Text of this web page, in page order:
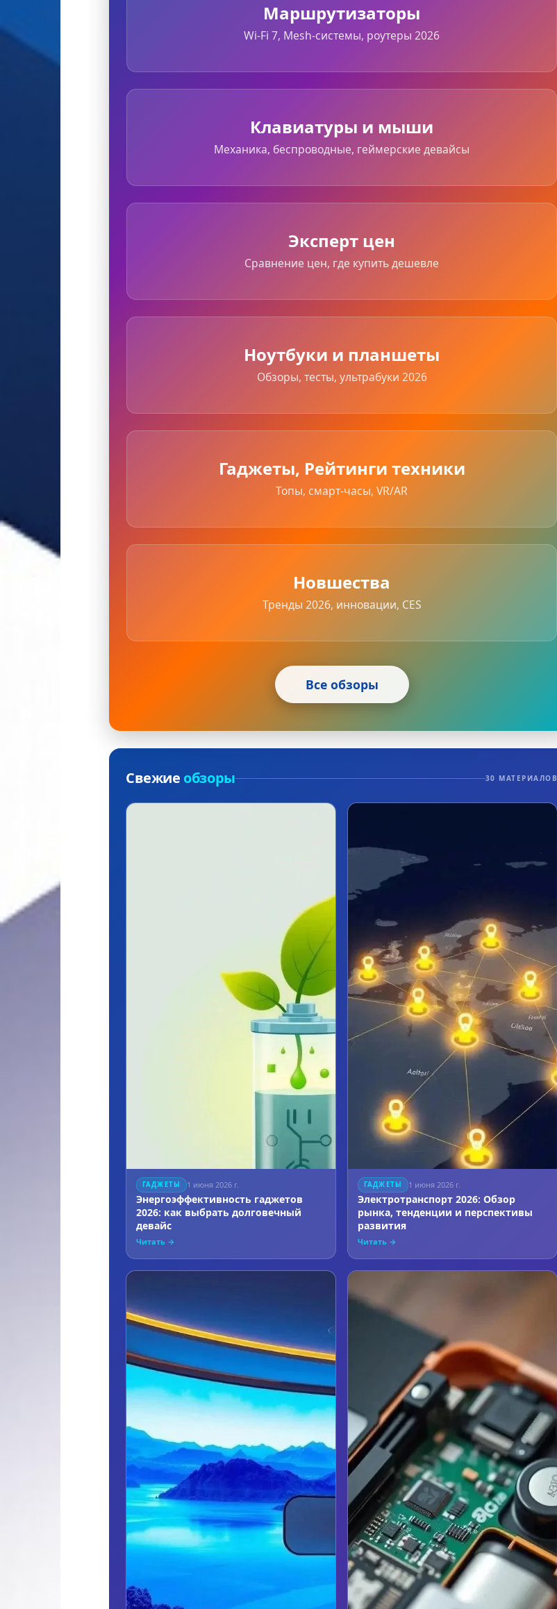
Маршрутизаторы
Wi-Fi 7, Mesh-системы, роутеры 2026
Клавиатуры и мыши
Механика, беспроводные, геймерские девайсы
Эксперт цен
Сравнение цен, где купить дешевле
Ноутбуки и планшеты
Обзоры, тесты, ультрабуки 2026
Гаджеты, Рейтинги техники
Топы, смарт-часы, VR/AR
Новшества
Тренды 2026, инновации, CES
Все обзоры
Свежие обзоры 30 МАТЕРИАЛОВ
ГАДЖЕТЫ 1 июня 2026 г.
Энергоэффективность гаджетов
2026: как выбрать долговечный
девайс
Читать →
ГАДЖЕТЫ 1 июня 2026 г.
Электротранспорт 2026: Обзор
рынка, тенденции и перспективы
развития
Читать →